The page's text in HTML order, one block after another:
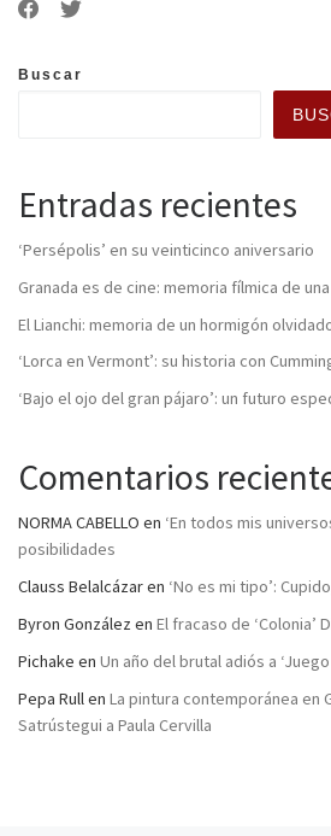
Buscar
Entradas recientes
‘Persépolis’ en su veinticinco aniversario
Granada es de cine: memoria fílmica de
El Lianchi: memoria de un hormigón
‘Lorca en Vermont’: su historia con
‘Bajo el ojo del gran pájaro’: un futuro
Comentarios
NORMA CABELLO en ‘En todos mis
posibilidades
Clauss Belalcázaren ‘No es mi tipo’:
Byron González en El fracaso de ‘Colonia’
Pichake en Un año del brutal adiós a
Pepa Rullen La pintura contemporánea en
Satrústegui a Paula Cervilla